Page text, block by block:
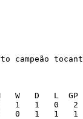
D   L  GP
1   1   0   2
1   1   1